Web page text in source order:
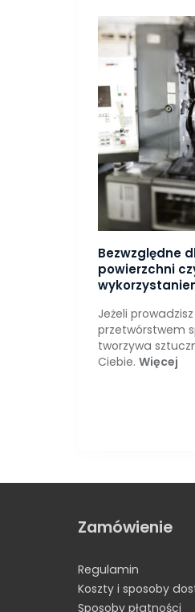
Bezwzględne
powierzchni
Jeżeli
przetwórstwem
tworzywa
Ciebie. Więcej
Zamówienie
Regulamin
Koszty i sposoby
Sposoby płatności